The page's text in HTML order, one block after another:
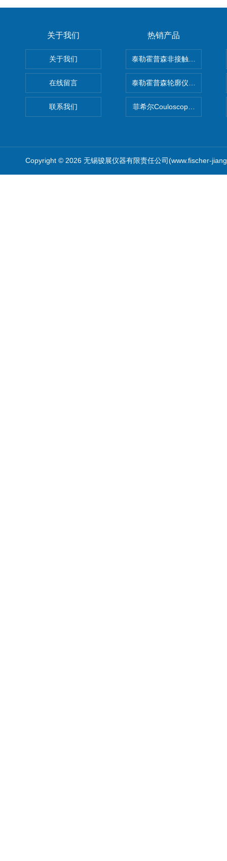
关于我们
关于我们
在线留言
联系我们
热销产品
泰勒霍普森非接触式轮廓仪
泰勒霍普森轮廓仪|TAYLOR
菲希尔Couloscope CMS2电
Copyright © 2026 无锡骏展仪器有限责任公司(www.fischer-